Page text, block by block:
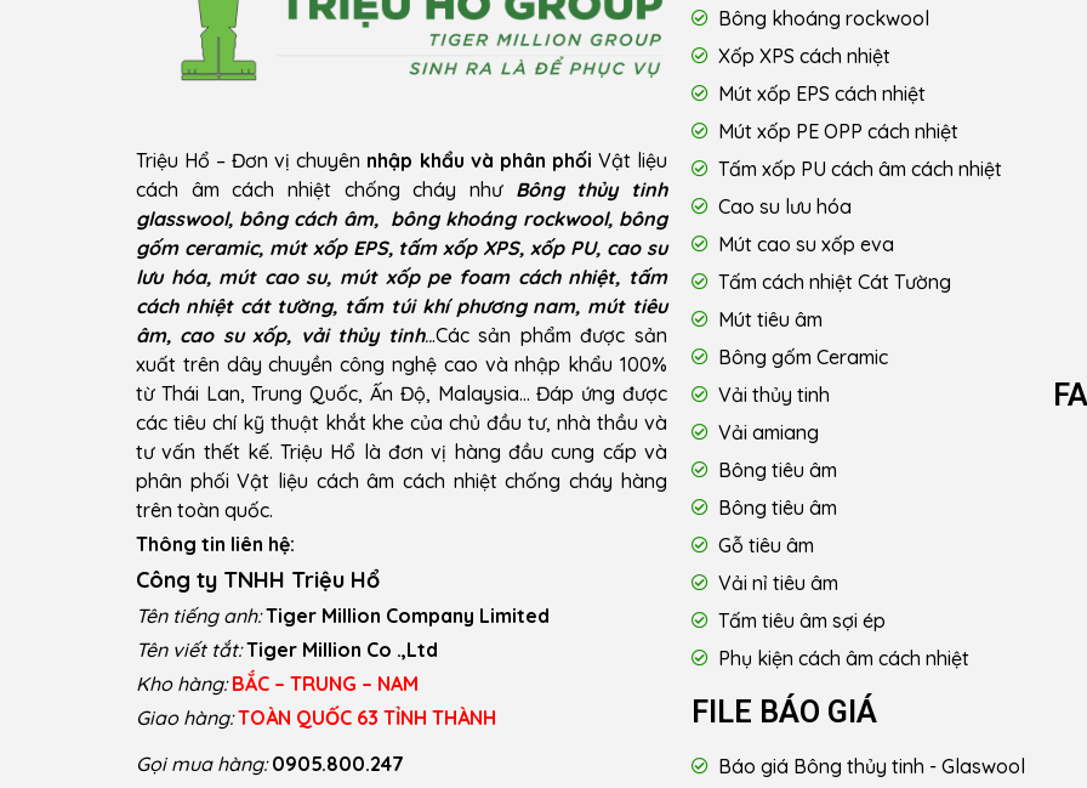
Triệu Hổ – Đơn vị chuyên nhập khẩu và phân phối Vật liệu
cách âm cách nhiệt chống cháy như Bông thủy tinh
glasswool, bông cách âm, bông khoáng rockwool, bông
gốm ceramic, mút xốp EPS, tấm xốp XPS, xốp PU, cao su
lưu hóa, mút cao su, mút xốp pe foam cách nhiệt, tấm
cách nhiệt cát tường, tấm túi khí phương nam, mút tiêu
âm, cao su xốp, vải thủy tinh...Các sản phẩm được sản
xuất trên dây chuyền công nghệ cao và nhập khẩu 100%
từ Thái Lan, Trung Quốc, Ấn Độ, Malaysia… Đáp ứng được
các tiêu chí kỹ thuật khắt khe của chủ đầu tư, nhà thầu và
tư vấn thết kế. Triệu Hổ là đơn vị hàng đầu cung cấp và
phân phối Vật liệu cách âm cách nhiệt chống cháy hàng
trên toàn quốc.
Thông tin liên hệ:
Công ty TNHH Triệu Hổ
Tên tiếng anh: Tiger Million Company Limited
Tên viết tắt: Tiger Million Co .,Ltd
Kho hàng: BẮC – TRUNG – NAM
Giao hàng: TOÀN QUỐC 63 TỈNH THÀNH
Gọi mua hàng: 0905.800.247
Bông khoáng rockwool
Xốp XPS cách nhiệt
Mút xốp EPS cách nhiệt
Mút xốp PE OPP cách nhiệt
Tấm xốp PU cách âm cách nhiệt
Cao su lưu hóa
Mút cao su xốp eva
Tấm cách nhiệt Cát Tường
Mút tiêu âm
Bông gốm Ceramic
Vải thủy tinh
Vải amiang
Bông tiêu âm
Bông tiêu âm
Gỗ tiêu âm
Vải nỉ tiêu âm
Tấm tiêu âm sợi ép
Phụ kiện cách âm cách nhiệt
FILE BÁO GIÁ
Báo giá Bông thủy tinh - Glaswool